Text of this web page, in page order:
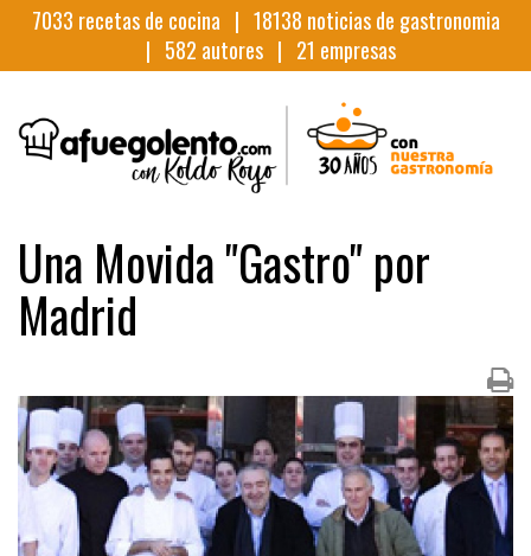
7033 recetas de cocina | 18138 noticias de gastronomia
| 582 autores | 21 empresas
Una Movida "Gastro" por
Madrid